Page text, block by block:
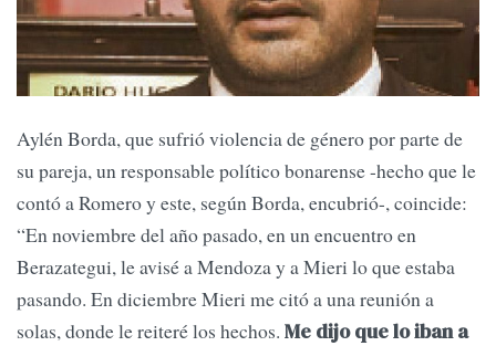
Aylén Borda, que sufrió violencia de género por parte de
su pareja, un responsable político bonarense -hecho que le
contó a Romero y este, según Borda, encubrió-, coincide:
“En noviembre del año pasado, en un encuentro en
Berazategui, le avisé a Mendoza y a Mieri lo que estaba
pasando. En diciembre Mieri me citó a una reunión a
solas, donde le reiteré los hechos. Me dijo que lo iban a